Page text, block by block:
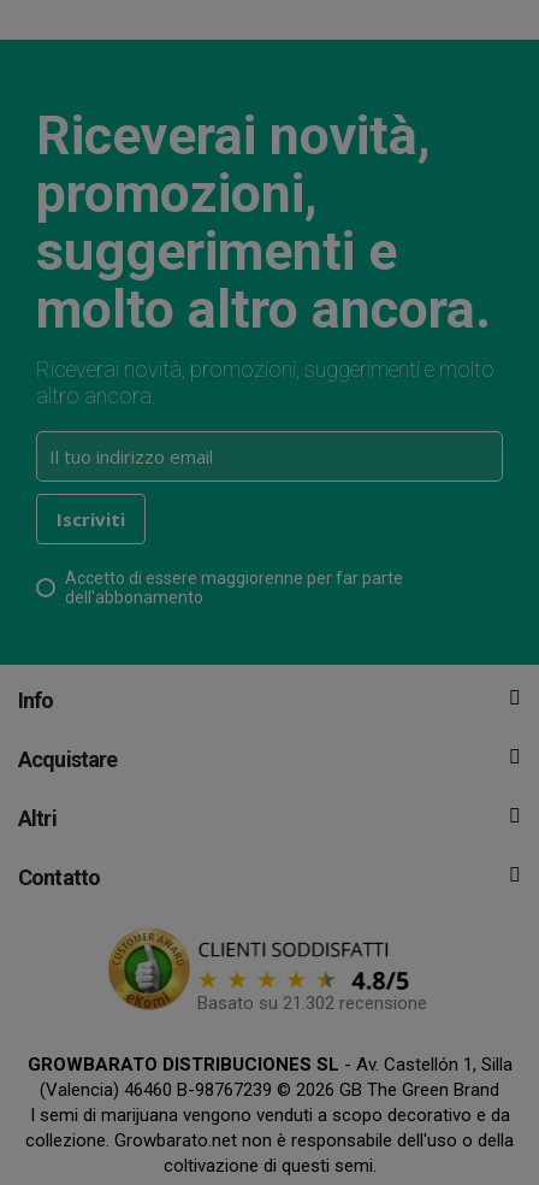
Riceverai novità,
promozioni,
suggerimenti e
molto altro ancora.
Riceverai novità, promozioni, suggerimenti e molto
altro ancora.
Accetto di essere maggiorenne per far parte
dell'abbonamento
Info
Acquistare
Altri
Contatto
Basato su 21.302 recensione
GROWBARATO DISTRIBUCIONES SL - Av. Castellón 1, Silla
(Valencia) 46460 B-98767239 © 2026 GB The Green Brand
I semi di marijuana vengono venduti a scopo decorativo e da
collezione. Growbarato.net non è responsabile dell'uso o della
coltivazione di questi semi.